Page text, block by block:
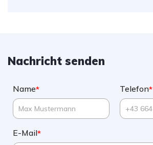
Nachricht senden
Name* Telefon*
E-Mail*